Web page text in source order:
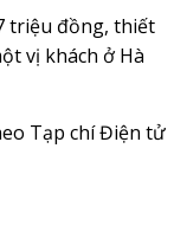
triệu đồng, thiết
vị khách ở Hà
Tạp chí Điện tử